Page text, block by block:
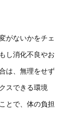
がないかをチェ
し消化不良やお
は、無理をせず
スできる環境
とで、体の負担